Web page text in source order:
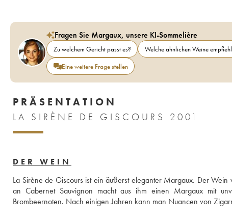
Fragen Sie Margaux, unsere KI-Sommelière
Zu welchem Gericht passt es? Welche ähnlichen Weine
Eine weitere Frage stellen
PRÄSENTATION
LA SIRÈNE DE GISCOURS 2001
DER WEIN
La Sirène de Giscours ist ein äußerst eleganter Margaux. Der
an Cabernet Sauvignon macht aus ihm einen Margaux mit
Brombeernoten. Nach einigen Jahren kann man Nuancen von